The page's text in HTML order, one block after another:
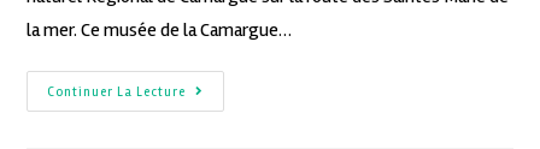
la mer. Ce musée de la Camargue…
Continuer La Lecture